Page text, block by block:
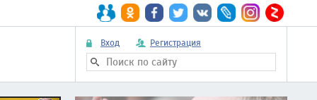
Вход Регистрация